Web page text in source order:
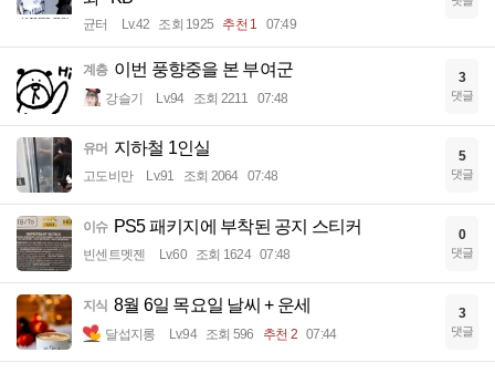
균터 Lv.42 조회 1925 추천 1 07:49
계층 이번 풍향중을 본 부여군
강슬기 Lv.94 조회 2211 07:48
3
댓글
유머 지하철 1인실
고도비만 Lv.91 조회 2064 07:48
5
댓글
이슈 PS5 패키지에 부착된 공지 스티커
빈센트멧젠 Lv.60 조회 1624 07:48
0
댓글
지식 8월 6일 목요일 날씨 + 운세
달섭지롱 Lv.94 조회 596 추천 2 07:44
3
댓글